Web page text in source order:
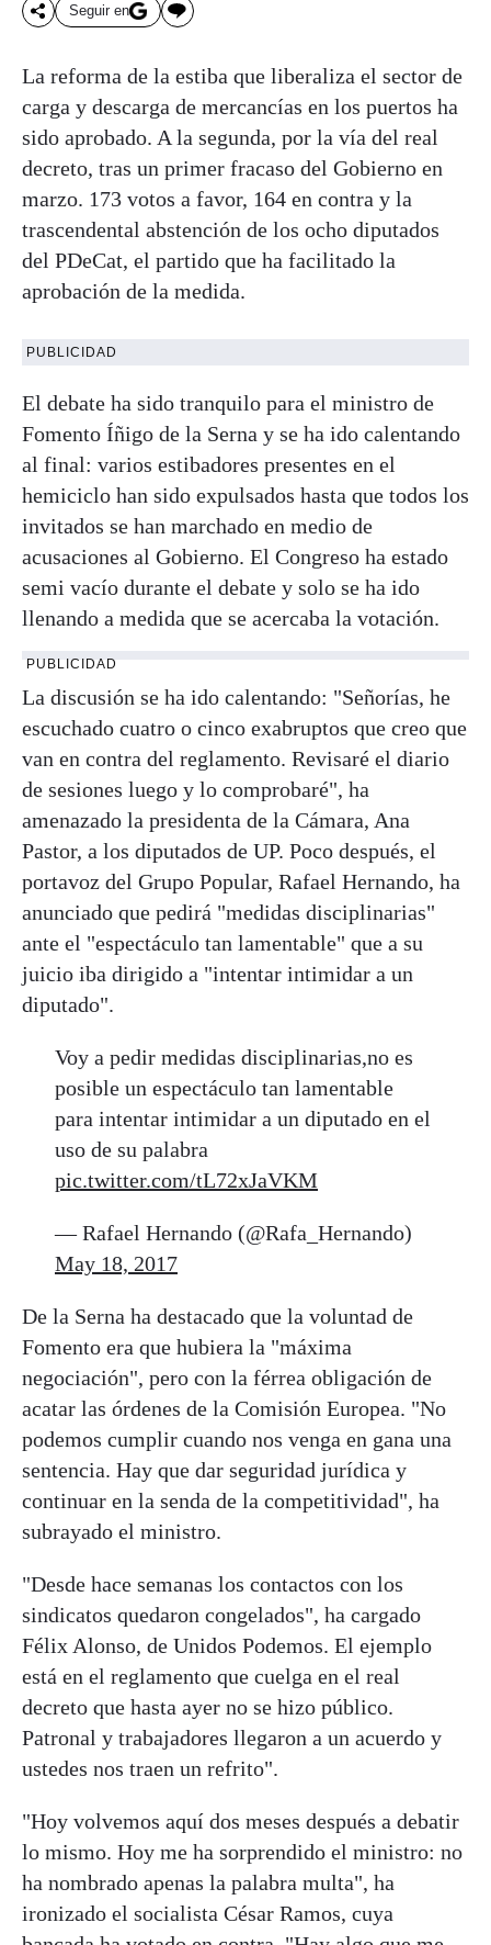
Seguir en
La reforma de la estiba que liberaliza el sector de
carga y descarga de mercancías en los puertos ha
sido aprobado. A la segunda, por la vía del real
decreto, tras un primer fracaso del Gobierno en
marzo. 173 votos a favor, 164 en contra y la
trascendental abstención de los ocho diputados
del PDeCat, el partido que ha facilitado la
aprobación de la medida.
PUBLICIDAD
El debate ha sido tranquilo para el ministro de
Fomento Íñigo de la Serna y se ha ido calentando
al final: varios estibadores presentes en el
hemiciclo han sido expulsados hasta que todos los
invitados se han marchado en medio de
acusaciones al Gobierno. El Congreso ha estado
semi vacío durante el debate y solo se ha ido
llenando a medida que se acercaba la votación.
PUBLICIDAD
La discusión se ha ido calentando: "Señorías, he
escuchado cuatro o cinco exabruptos que creo que
van en contra del reglamento. Revisaré el diario
de sesiones luego y lo comprobaré", ha
amenazado la presidenta de la Cámara, Ana
Pastor, a los diputados de UP. Poco después, el
portavoz del Grupo Popular, Rafael Hernando, ha
anunciado que pedirá "medidas disciplinarias"
ante el "espectáculo tan lamentable" que a su
juicio iba dirigido a "intentar intimidar a un
diputado".
Voy a pedir medidas disciplinarias,no es
posible un espectáculo tan lamentable
para intentar intimidar a un diputado en el
uso de su palabra
pic.twitter.com/tL72xJaVKM
— Rafael Hernando (@Rafa_Hernando)
May 18, 2017
De la Serna ha destacado que la voluntad de
Fomento era que hubiera la "máxima
negociación", pero con la férrea obligación de
acatar las órdenes de la Comisión Europea. "No
podemos cumplir cuando nos venga en gana una
sentencia. Hay que dar seguridad jurídica y
continuar en la senda de la competitividad", ha
subrayado el ministro.
"Desde hace semanas los contactos con los
sindicatos quedaron congelados", ha cargado
Félix Alonso, de Unidos Podemos. El ejemplo
está en el reglamento que cuelga en el real
decreto que hasta ayer no se hizo público.
Patronal y trabajadores llegaron a un acuerdo y
ustedes nos traen un refrito".
"Hoy volvemos aquí dos meses después a debatir
lo mismo. Hoy me ha sorprendido el ministro: no
ha nombrado apenas la palabra multa", ha
ironizado el socialista César Ramos, cuya